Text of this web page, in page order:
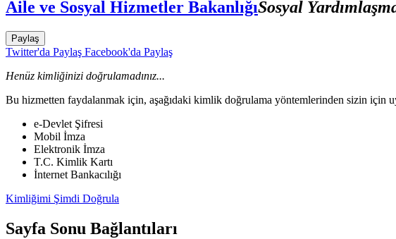
Aile ve Sosyal Hizmetler BakanlığıSosyal
Paylaş
Twitter'da Paylaş Facebook'da Paylaş
Henüz kimliğinizi doğrulamadınız...
Bu hizmetten faydalanmak için, aşağıdaki kimlik doğrulama yöntemlerinden sizin için
e-Devlet Şifresi
Mobil İmza
Elektronik İmza
T.C. Kimlik Kartı
İnternet Bankacılığı
Kimliğimi Şimdi Doğrula
Sayfa Sonu Bağlantıları